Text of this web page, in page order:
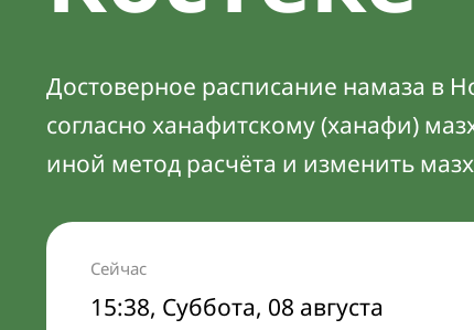
Достоверное расписание намаза в
согласно ханафитскому (ханафи)
иной метод расчёта и изменить
Сейчас
15:38, Суббота, 08 августа